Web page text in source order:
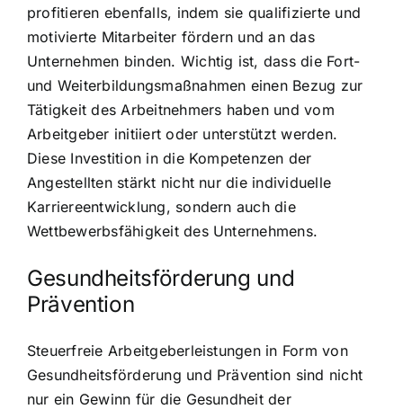
profitieren ebenfalls, indem sie qualifizierte und
motivierte Mitarbeiter fördern und an das
Unternehmen binden. Wichtig ist, dass die Fort-
und Weiterbildungsmaßnahmen einen Bezug zur
Tätigkeit des Arbeitnehmers haben und vom
Arbeitgeber initiiert oder unterstützt werden.
Diese Investition in die Kompetenzen der
Angestellten stärkt nicht nur die individuelle
Karriereentwicklung, sondern auch die
Wettbewerbsfähigkeit des Unternehmens.
Gesundheitsförderung und
Prävention
Steuerfreie Arbeitgeberleistungen in Form von
Gesundheitsförderung und Prävention sind nicht
nur ein Gewinn für die Gesundheit der